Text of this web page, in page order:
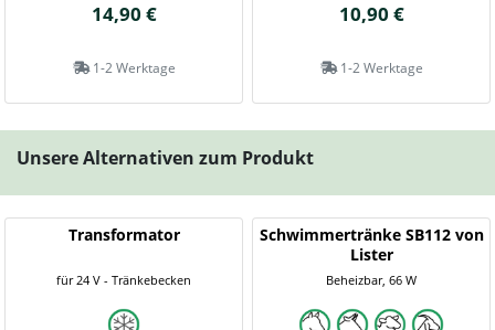
14,90 €
1-2 Werktage
10,90 €
1-2 Werktage
Unsere Alternativen zum Produkt
Transformator
für 24 V - Tränkebecken
Schwimmertränke SB112 von
Lister
Beheizbar, 66 W